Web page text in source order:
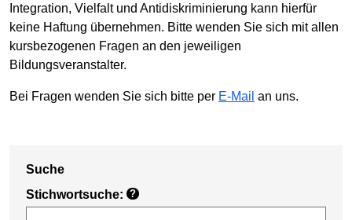
Integration, Vielfalt und Antidiskriminierung kann hierfür
keine Haftung übernehmen. Bitte wenden Sie sich mit allen
kursbezogenen Fragen an den jeweiligen
Bildungsveranstalter.
Bei Fragen wenden Sie sich bitte per E-Mail an uns.
Suche
Stichwortsuche: ?